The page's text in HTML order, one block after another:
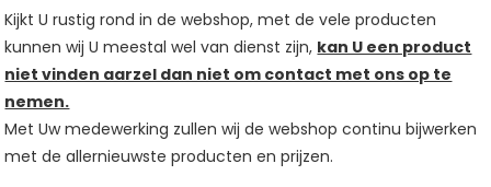
Kijkt U rustig rond in de webshop, met de vele producten
kunnen wij U meestal wel van dienst zijn, kan U een product
niet vinden aarzel dan niet om contact met ons op te
nemen.
Met Uw medewerking zullen wij de webshop continu bijwerken
met de allernieuwste producten en prijzen.